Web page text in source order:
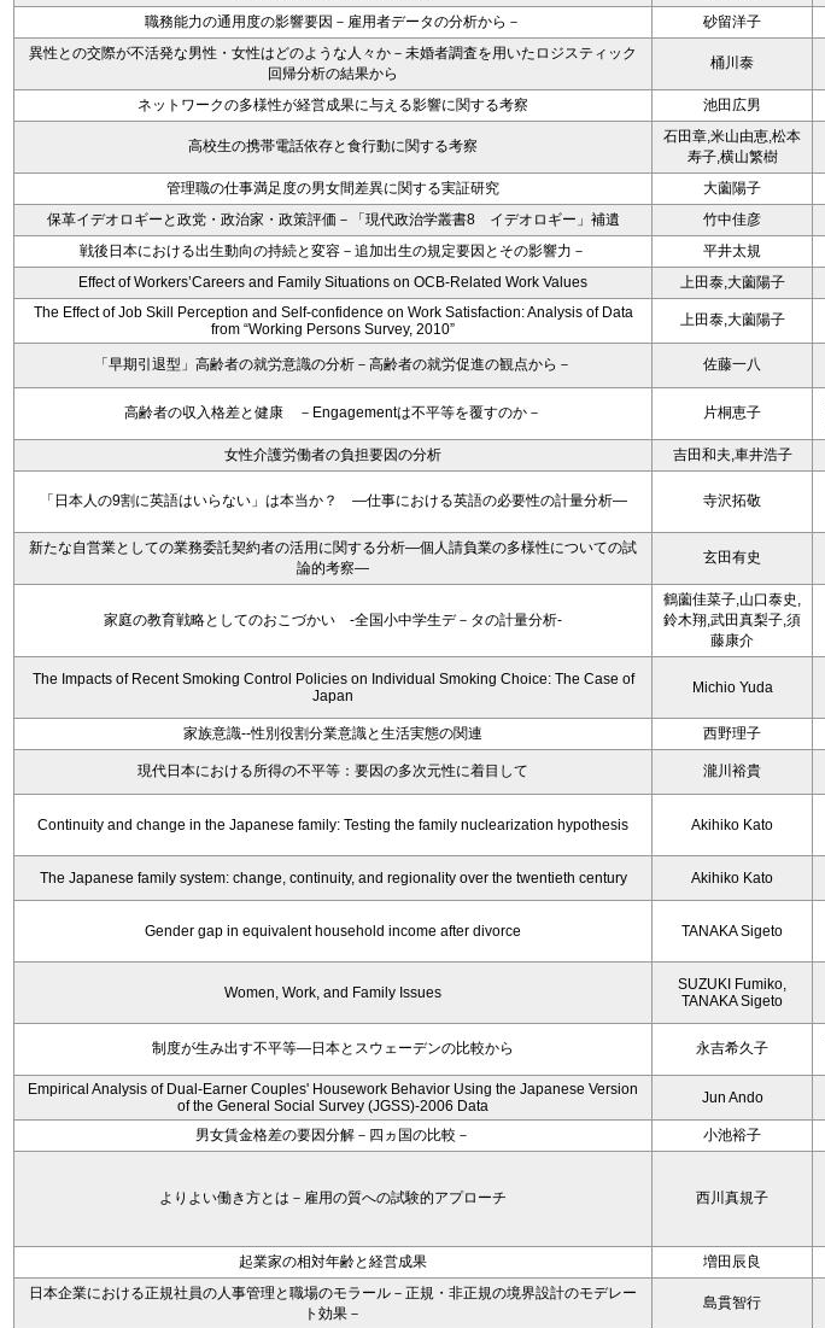
職務能力の通用度の影響要因－雇用者データの分析から－
砂留洋子
異性との交際が不活発な男性・女性はどのような人々か－未婚者調査を用いたロジスティック
回帰分析の結果から
桶川泰
ネットワークの多様性が経営成果に与える影響に関する考察 池田広男
高校生の携帯電話依存と食行動に関する考察
石田章,米山由恵,松本
寿子,横山繁樹
管理職の仕事満足度の男女間差異に関する実証研究 大薗陽子
保革イデオロギーと政党・政治家・政策評価－「現代政治学叢書8 イデオロギー」補遺
竹中佳彦
戦後日本における出生動向の持続と変容－追加出生の規定要因とその影響力－
平井太規
Effect of Workers’Careers and Family Situations on OCB-Related Work Values
上田泰,大薗陽子
The Effect of Job Skill Perception and Self-confidence on Work Satisfaction: Analysis of Data
from “Working Persons Survey, 2010”
上田泰,大薗陽子
「早期引退型」高齢者の就労意識の分析－高齢者の就労促進の観点から－ 佐藤一八
高齢者の収入格差と健康 －Engagementは不平等を覆すのか－ 片桐恵子
女性介護労働者の負担要因の分析 吉田和夫,車井浩子
「日本人の9割に英語はいらない」は本当か？ ―仕事における英語の必要性の計量分析― 寺沢拓敬
新たな自営業としての業務委託契約者の活用に関する分析―個人請負業の多様性についての試
論的考察―
玄田有史
家庭の教育戦略としてのおこづかい -全国小中学生デ－タの計量分析-
鶴薗佳菜子,山口泰史,
鈴木翔,武田真梨子,須
藤康介
The Impacts of Recent Smoking Control Policies on Individual Smoking Choice: The Case of
Japan
Michio Yuda
家族意識--性別役割分業意識と生活実態の関連
西野理子
現代日本における所得の不平等：要因の多次元性に着目して 瀧川裕貴
Continuity and change in the Japanese family: Testing the family nuclearization hypothesis Akihiko Kato
The Japanese family system: change, continuity, and regionality over the twentieth century Akihiko Kato
Gender gap in equivalent household income after divorce TANAKA Sigeto
Women, Work, and Family Issues
SUZUKI Fumiko,
TANAKA Sigeto
制度が生み出す不平等―日本とスウェーデンの比較から 永吉希久子
Empirical Analysis of Dual-Earner Couples' Housework Behavior Using the Japanese Version
of the General Social Survey (JGSS)-2006 Data
Jun Ando
男女賃金格差の要因分解－四ヵ国の比較－ 小池裕子
よりよい働き方とは－雇用の質への試験的アプローチ 西川真規子
起業家の相対年齢と経営成果
増田辰良
日本企業における正規社員の人事管理と職場のモラール－正規・非正規の境界設計のモデレー
ト効果－
島貫智行